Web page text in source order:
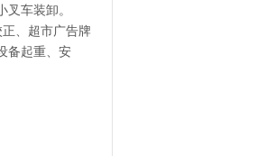
车装卸。
、超市广告牌
备起重、安